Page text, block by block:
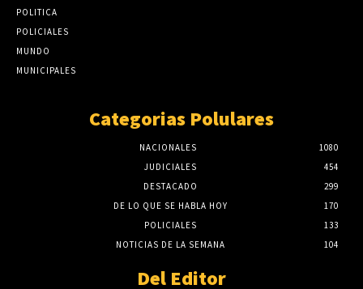
POLITICA
POLICIALES
MUNDO
MUNICIPALES
Categorias Polulares
NACIONALES
1080
JUDICIALES
454
DESTACADO
299
DE LO QUE SE HABLA HOY
170
POLICIALES
133
NOTICIAS DE LA SEMANA
104
Del Editor